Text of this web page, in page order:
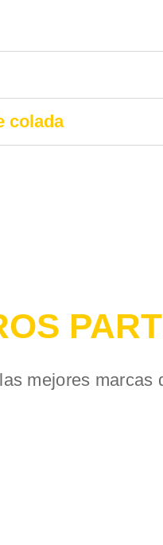
colada
mejores marcas